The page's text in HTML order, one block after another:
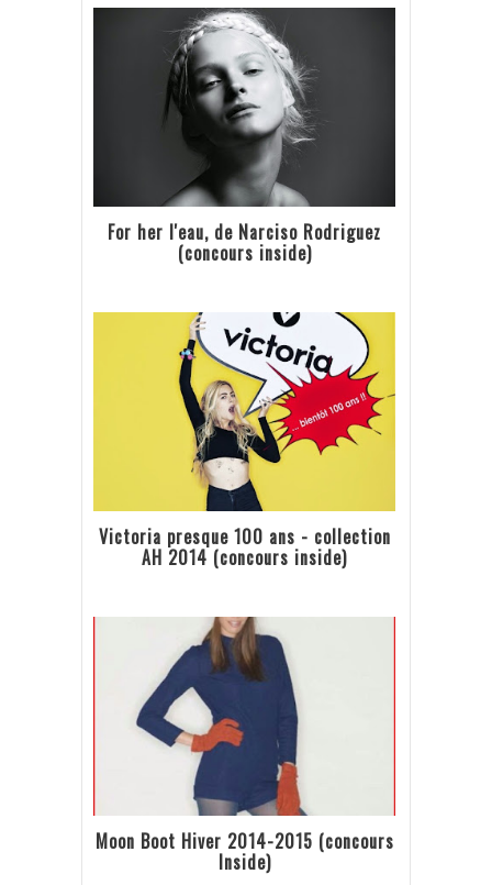
For her l'eau, de Narciso Rodriguez
(concours inside)
Victoria presque 100 ans - collection
AH 2014 (concours inside)
Moon Boot Hiver 2014-2015 (concours
Inside)